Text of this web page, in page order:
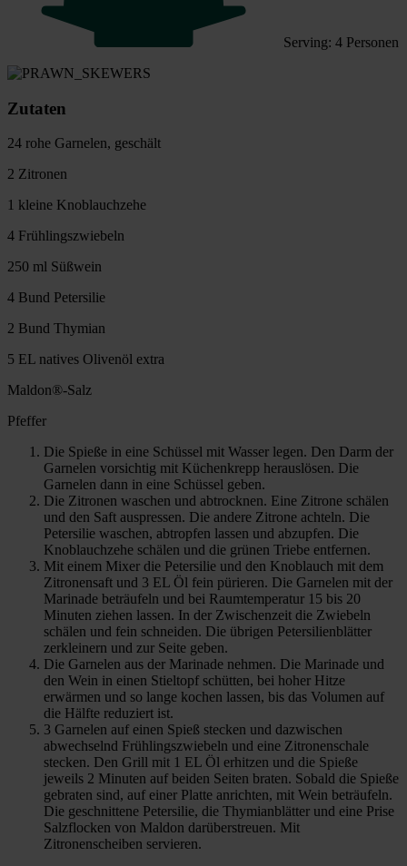
Serving: 4 Personen
Zutaten
24 rohe Garnelen, geschält
2 Zitronen
1 kleine Knoblauchzehe
4 Frühlingszwiebeln
250 ml Süßwein
4 Bund Petersilie
2 Bund Thymian
5 EL natives Olivenöl extra
Maldon®-Salz
Pfeffer
Die Spieße in eine Schüssel mit Wasser legen. Den Darm der
Garnelen vorsichtig mit Küchenkrepp herauslösen. Die
Garnelen dann in eine Schüssel geben.
Die Zitronen waschen und abtrocknen. Eine Zitrone schälen
und den Saft auspressen. Die andere Zitrone achteln. Die
Petersilie waschen, abtropfen lassen und abzupfen. Die
Knoblauchzehe schälen und die grünen Triebe entfernen.
Mit einem Mixer die Petersilie und den Knoblauch mit dem
Zitronensaft und 3 EL Öl fein pürieren. Die Garnelen mit der
Marinade beträufeln und bei Raumtemperatur 15 bis 20
Minuten ziehen lassen. In der Zwischenzeit die Zwiebeln
schälen und fein schneiden. Die übrigen Petersilienblätter
zerkleinern und zur Seite geben.
Die Garnelen aus der Marinade nehmen. Die Marinade und
den Wein in einen Stieltopf schütten, bei hoher Hitze
erwärmen und so lange kochen lassen, bis das Volumen auf
die Hälfte reduziert ist.
3 Garnelen auf einen Spieß stecken und dazwischen
abwechselnd Frühlingszwiebeln und eine Zitronenschale
stecken. Den Grill mit 1 EL Öl erhitzen und die Spieße
jeweils 2 Minuten auf beiden Seiten braten. Sobald die Spieße
gebraten sind, auf einer Platte anrichten, mit Wein beträufeln.
Die geschnittene Petersilie, die Thymianblätter und eine Prise
Salzflocken von Maldon darüberstreuen. Mit
Zitronenscheiben servieren.